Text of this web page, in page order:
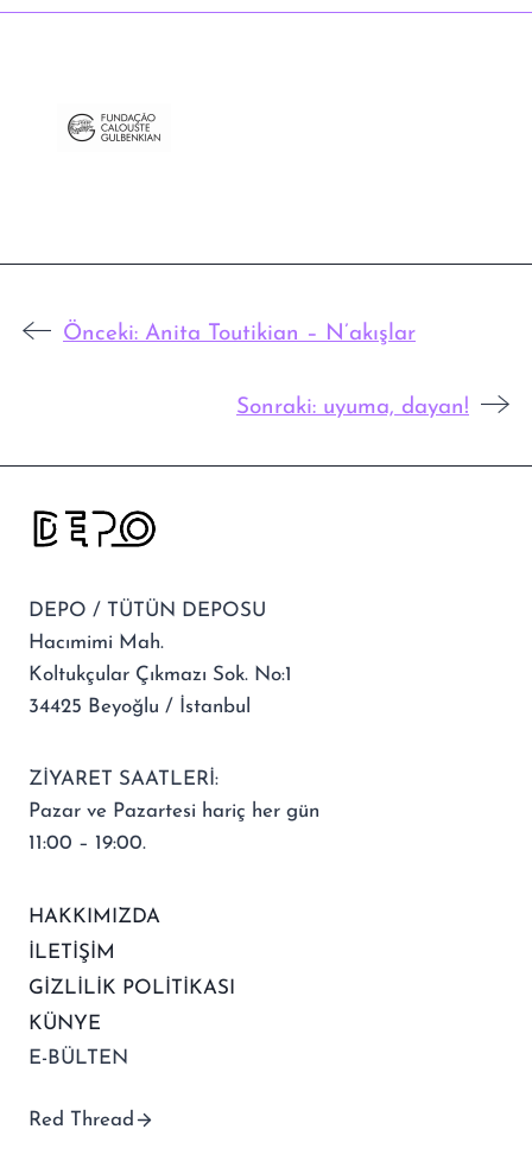
Önceki: Anita Toutikian – N’akışlar
Sonraki: uyuma, dayan!
DEPO / TÜTÜN DEPOSU
Hacımimi Mah.
Koltukçular Çıkmazı Sok. No:1
34425 Beyoğlu / İstanbul
ZİYARET SAATLERİ:
Pazar ve Pazartesi hariç her gün
11:00 – 19:00.
HAKKIMIZDA
İLETİŞİM
GİZLİLİK POLİTİKASI
KÜNYE
E-BÜLTEN
Red Thread